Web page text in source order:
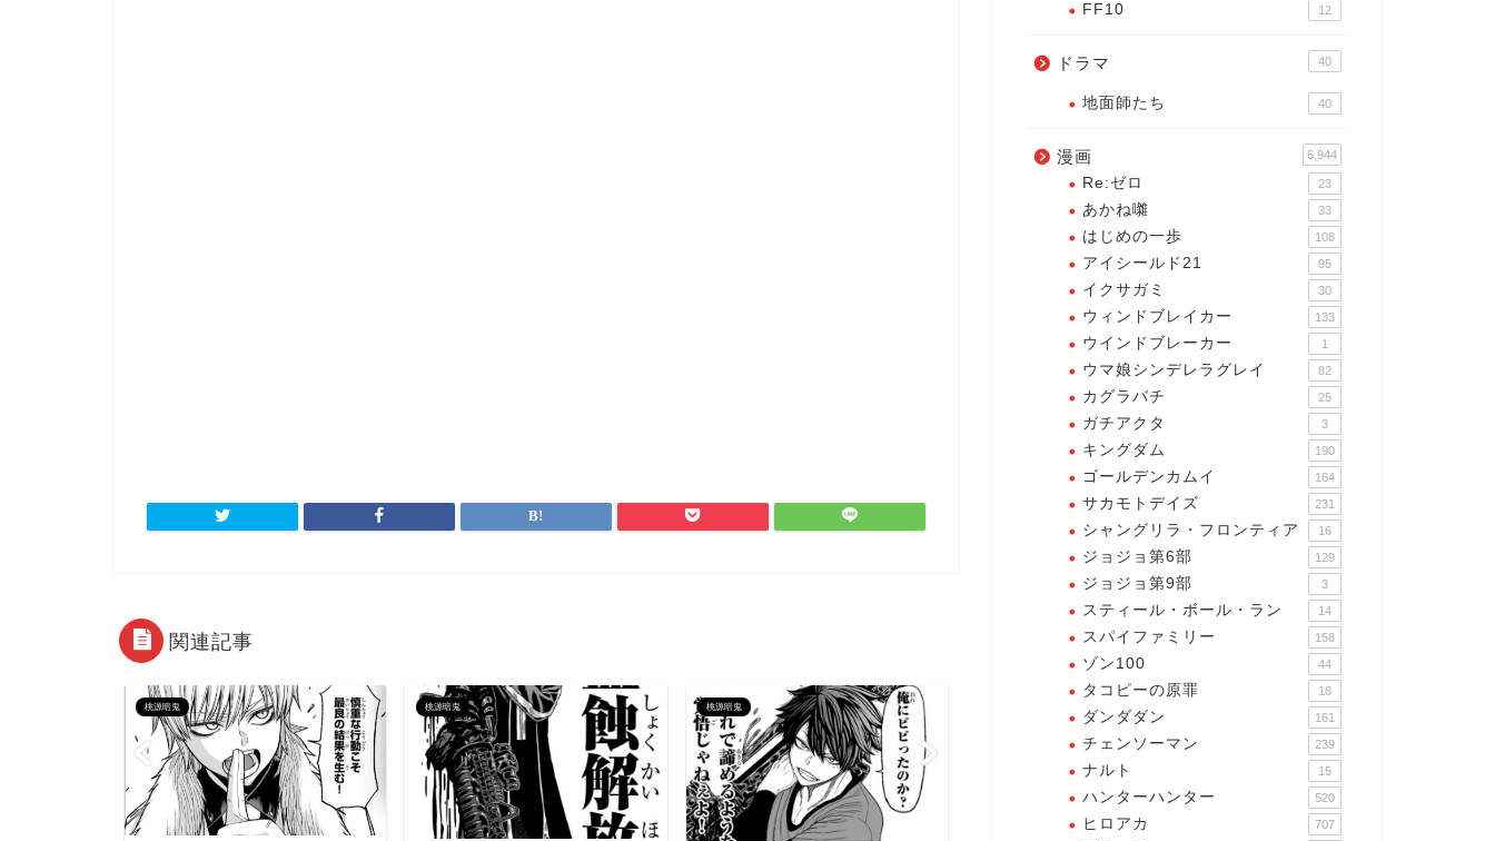
関連記事
桃源暗鬼 桃源暗鬼 桃源暗鬼
FF10 12
ドラマ 40
地面師たち 40
漫画 6,944
Re:ゼロ 23
あかね囃 33
はじめの一歩 108
アイシールド21 95
イクサガミ 30
ウィンドブレイカー 133
ウインドブレーカー 1
ウマ娘シンデレラグレイ 82
カグラバチ 25
ガチアクタ 3
キングダム 190
ゴールデンカムイ 164
サカモトデイズ 231
シャングリラ・フロンティア 16
ジョジョ第6部 129
ジョジョ第9部 3
スティール・ボール・ラン 14
スパイファミリー 158
ゾン100 44
タコピーの原罪 18
ダンダダン 161
チェンソーマン 239
ナルト 15
ハンターハンター 520
ヒロアカ 707